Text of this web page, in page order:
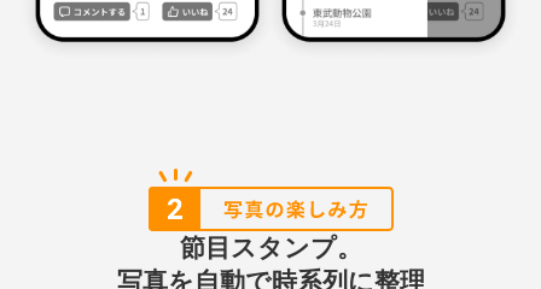
節目スタンプ。
写真を自動で時系列に整理